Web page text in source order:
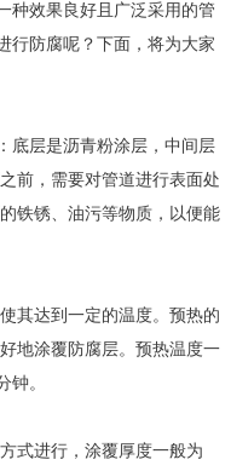
种效果良好且广泛采用的管
行防腐呢？下面，将为大家
底层是沥青粉涂层，中间层
前，需要对管道进行表面处
铁锈、油污等物质，以便能
其达到一定的温度。预热的
地涂覆防腐层。预热温度一
钟。
式进行，涂覆厚度一般为